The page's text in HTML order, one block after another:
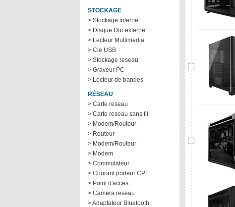
STOCKAGE
> Stockage interne
> Disque Dur externe
> Lecteur Multimedia
> Cle USB
> Stockage reseau
> Graveur PC
> Lecteur de bandes
RÉSEAU
> Carte reseau
> Carte reseau sans fil
> Modem/Routeur
> Routeur
> Modem/Routeur
> Modem
> Commutateur
> Courant porteur CPL
> Point d'acces
> Camera reseau
> Adaptateur Bluetooth